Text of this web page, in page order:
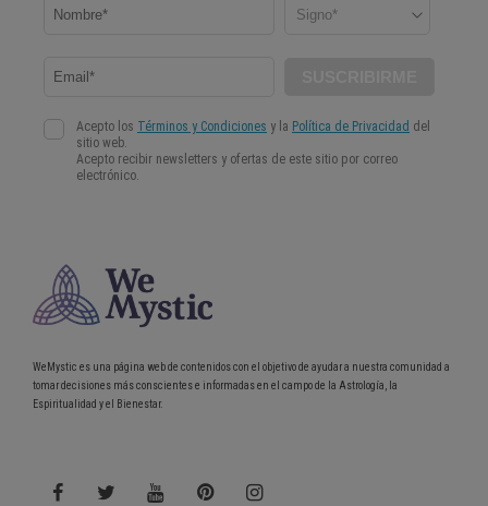
WeMystic es una página web de contenidos con el objetivo de ayudar a nuestra comunidad a
tomar decisiones más conscientes e informadas en el campo de la Astrología, la
Espiritualidad y el Bienestar.